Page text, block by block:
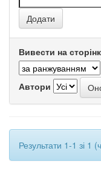
Вивести на
Автори
Результати 1-1 зі 1